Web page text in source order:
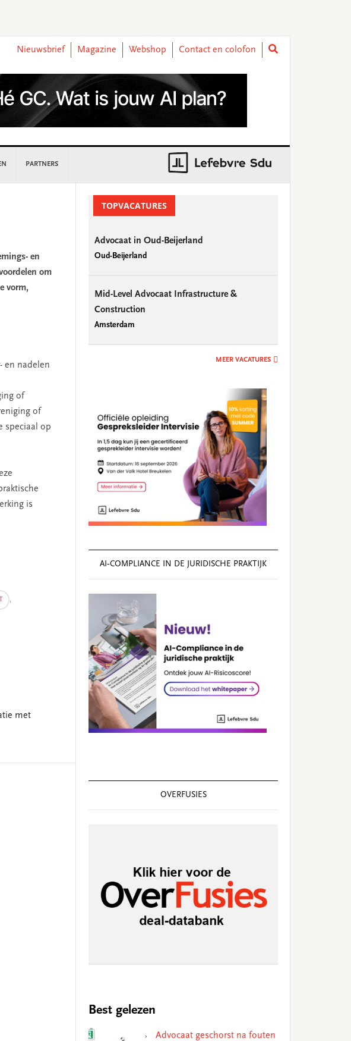
Nieuwsbrief
Magazine Webshop Contact en colofon
PARTNERS
en
om
vorm,
en nadelen
of
of
speciaal op
is
,
met
SidebarTOPVACATURES
Advocaat in Oud-Beijerland
Oud-Beijerland
Mid-Level Advocaat Infrastructure &
Construction
Amsterdam
MEER VACATURES
AI‑COMPLIANCE IN DE JURIDISCHE PRAKTIJK
OVERFUSIES
Best gelezen
Advocaat geschorst na fouten